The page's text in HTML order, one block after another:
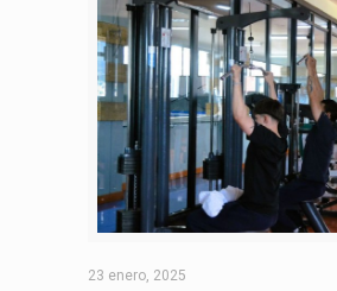
23 enero, 2025